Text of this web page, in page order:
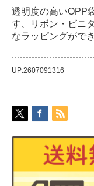
透明度の高いOPP
す、リボン・ビニ
なラッピングがで
UP:2607091316